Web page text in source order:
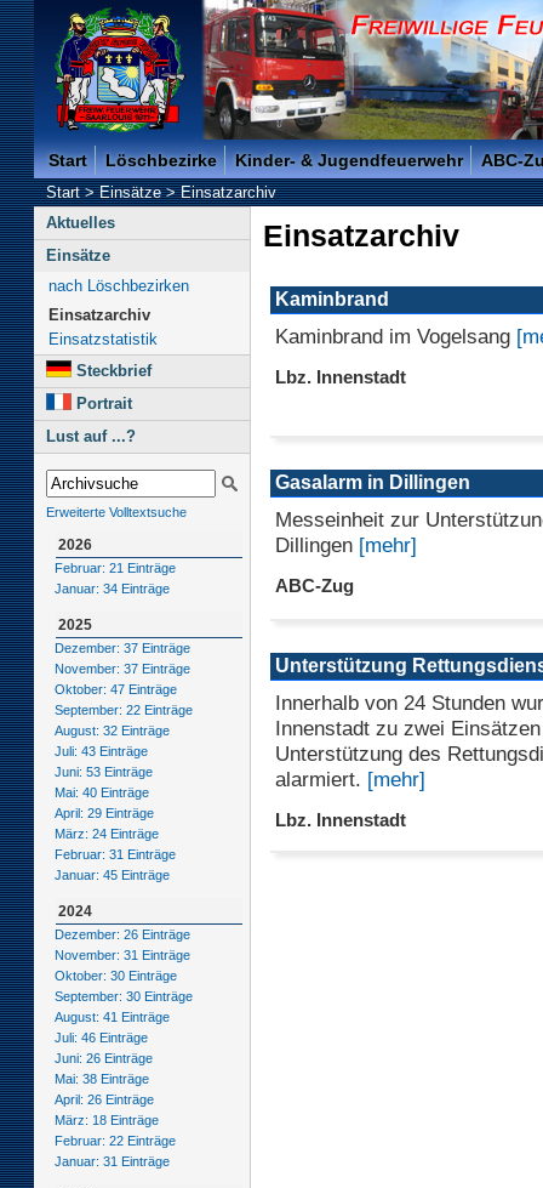
Freiwillige Feuerwehr der Kreisstadt Saarlouis -
Start Löschbezirke Kinder- & Jugendfeuerwehr ABC-
Start>Einsätze>Einsatzarchiv
Aktuelles
Einsätze
nach Löschbezirken
Einsatzarchiv
Einsatzstatistik
Steckbrief
Portrait
Lust auf ...?
Erweiterte Volltextsuche
2026
Februar: 21 Einträge
Januar: 34 Einträge
2025
Dezember: 37 Einträge
November: 37 Einträge
Oktober: 47 Einträge
September: 22 Einträge
August: 32 Einträge
Juli: 43 Einträge
Juni: 53 Einträge
Mai: 40 Einträge
April: 29 Einträge
März: 24 Einträge
Februar: 31 Einträge
Januar: 45 Einträge
2024
Dezember: 26 Einträge
November: 31 Einträge
Oktober: 30 Einträge
September: 30 Einträge
August: 41 Einträge
Juli: 46 Einträge
Juni: 26 Einträge
Mai: 38 Einträge
April: 26 Einträge
März: 18 Einträge
Februar: 22 Einträge
Januar: 31 Einträge
Einsatzarchiv
Kaminbrand
Kaminbrand im Vogelsang
Lbz. Innenstadt
Gasalarm in Dillingen
Messeinheit zur
Dillingen [mehr]
ABC-Zug
Unterstützung
Innerhalb von 24 Stunden
Innenstadt zu zwei
Unterstützung des
alarmiert. [mehr]
Lbz. Innenstadt